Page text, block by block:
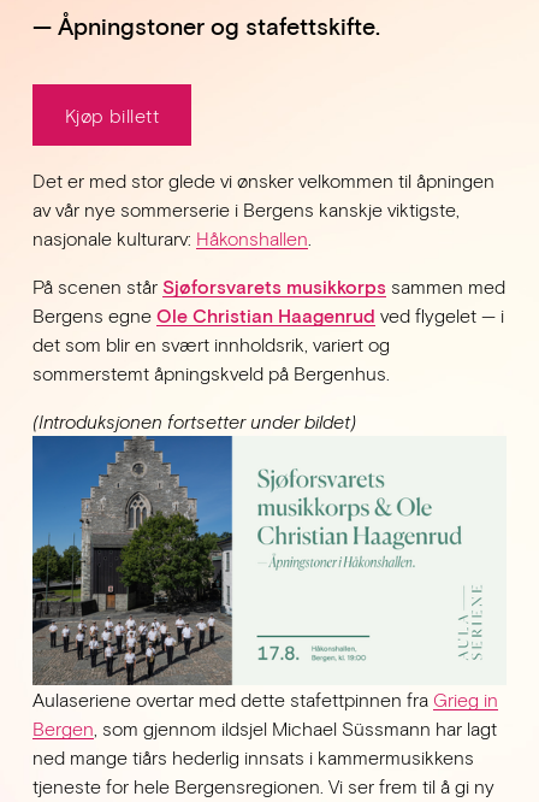
— Åpningstoner og stafettskifte.
Kjøp billett
Det er med stor glede vi ønsker velkommen til åpningen
av vår nye sommerserie i Bergens kanskje viktigste,
nasjonale kulturarv: Håkonshallen
På scenen står Sjøforsvarets musikkorps sammen med
Bergens egne Ole Christian Haagenrud ved flygelet — i
det som blir en svært innholdsrik, variert og
sommerstemt åpningskveld på Bergenhus.
(Introduksjonen fortsetter under bildet)
Aulaseriene overtar med dette stafettpinnen fra Grieg in
Bergen , som gjennom ildsjel Michael Süssmann har lagt
ned mange tiårs hederlig innsats i kammermusikkens
tjeneste for hele Bergensregionen. Vi ser frem til å gi ny